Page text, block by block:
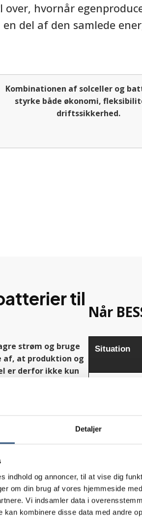
Detaljer
indhold og annoncer, til at vise dig
om din brug af vores hjemmeside
Vi indsamler data i
kan kombinere disse data med andre
hvornår
del af den samlede
Kombinationen af solceller og
styrke både økonomi,
driftssikkerhed.
til
strøm og bruge
at produktion og
er derfor ikke kun
får i
opstår.
og belastning.
og forbrug.
produktion skal spille
når batteriet
Når
Situation
Udsving i
belastning
af drift
Krav om